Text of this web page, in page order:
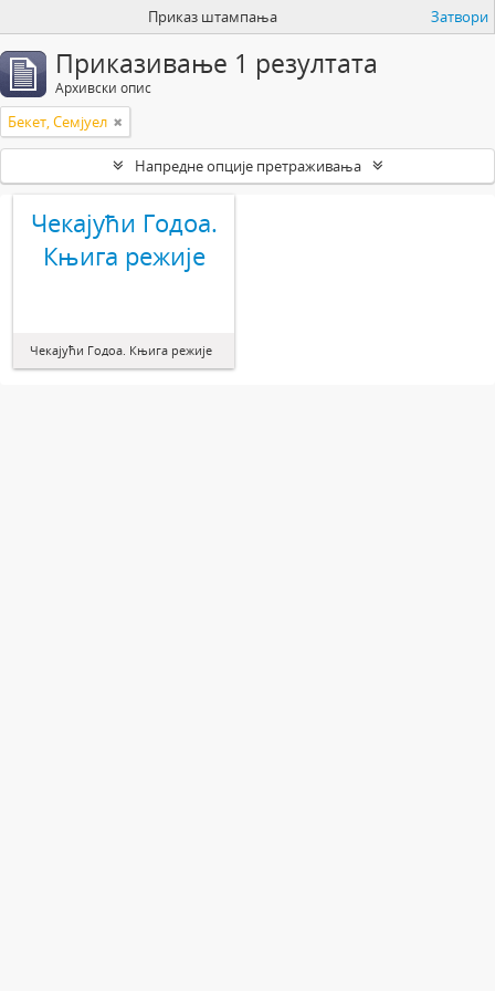
Приказ штампања Затвори
Приказивање 1 резултата
Архивски опис
Бекет, Семјуел
Напредне опције претраживања
Чекајући Годоа.
Књига режије
Чекајући Годоа. Књига режије